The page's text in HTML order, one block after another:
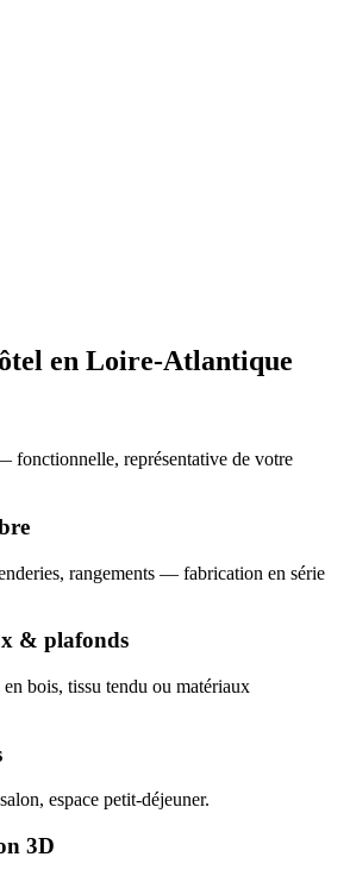
en Loire-Atlantique
fonctionnelle, représentative de votre
rangements — fabrication en série
& plafonds
bois, tissu tendu ou matériaux
espace petit-déjeuner.
3D